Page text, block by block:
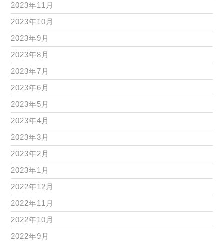
2023年11月
2023年10月
2023年9月
2023年8月
2023年7月
2023年6月
2023年5月
2023年4月
2023年3月
2023年2月
2023年1月
2022年12月
2022年11月
2022年10月
2022年9月